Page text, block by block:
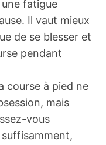
fatigue
Il vaut mieux
de se blesser et
pendant
course à pied ne
mais
vous